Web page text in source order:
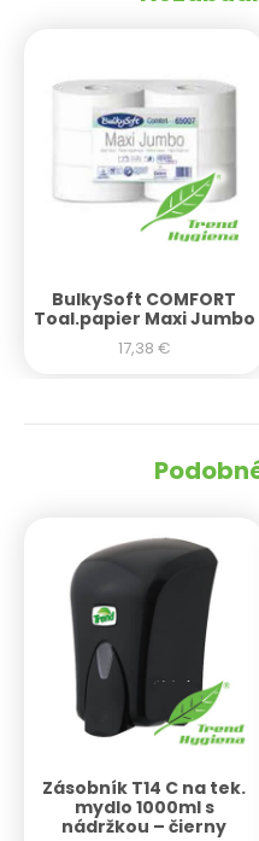
BulkySoft COMFORT
Toal.papier Maxi Jumbo
17,38 €
Zásobník T14 C na tek.
mydlo 1000ml s
nádržkou – čierny